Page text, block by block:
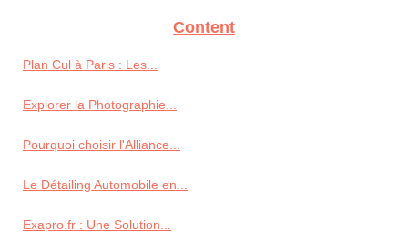
Content
Plan Cul à Paris : Les...
Explorer la Photographie...
Pourquoi choisir l'Alliance...
Le Détailing Automobile en...
Exapro.fr : Une Solution...